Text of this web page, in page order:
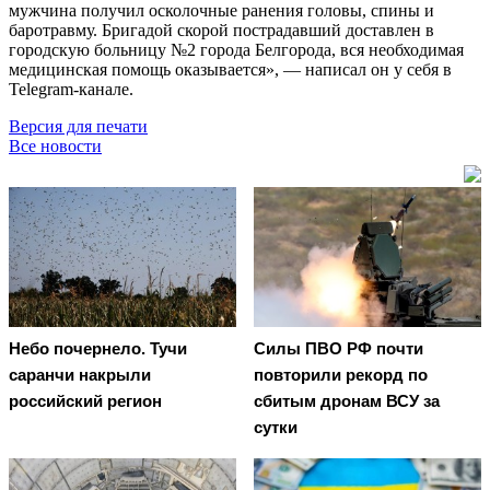
мужчина получил осколочные ранения головы, спины и
баротравму. Бригадой скорой пострадавший доставлен в
городскую больницу №2 города Белгорода, вся необходимая
медицинская помощь оказывается», — написал он у себя в
Telegram-канале.
Версия для печати
Все новости
Небо почернело. Тучи
саранчи накрыли
российский регион
Cилы ПВО РФ почти
повторили рекорд по
сбитым дронам ВСУ за
сутки